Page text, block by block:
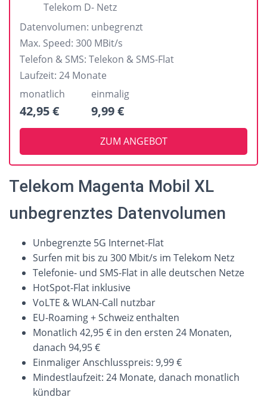
Telekom D- Netz
Datenvolumen: unbegrenzt
Max. Speed: 300 MBit/s
Telefon & SMS: Telekon & SMS-Flat
Laufzeit: 24 Monate
monatlich
42,95 €
einmalig
9,99 €
ZUM ANGEBOT
Telekom Magenta Mobil XL
unbegrenztes Datenvolumen
Unbegrenzte 5G Internet-Flat
Surfen mit bis zu 300 Mbit/s im Telekom Netz
Telefonie- und SMS-Flat in alle deutschen Netze
HotSpot-Flat inklusive
VoLTE & WLAN-Call nutzbar
EU-Roaming + Schweiz enthalten
Monatlich 42,95 € in den ersten 24 Monaten,
danach 94,95 €
Einmaliger Anschlusspreis: 9,99 €
Mindestlaufzeit: 24 Monate, danach monatlich
kündbar